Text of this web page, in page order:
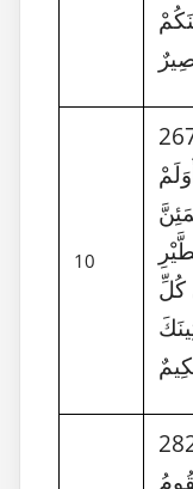
10
رَبِّ
كُلِّ